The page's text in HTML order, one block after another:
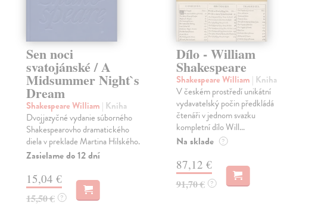
Sen noci
svatojánské / A
Midsummer Night`s
Dream
Shakespeare William | Kniha
Dvojjazyčné vydanie súborného
Shakespearovho dramatického
diela v preklade Martina Hilského.
Zasielame do 12 dní
15,04 €
15,50 € ?
Dílo - William
Shakespeare
Shakespeare William | Kniha
V českém prostředí unikátní
vydavatelský počin předkládá
čtenáři v jednom svazku
kompletní dílo Will...
Na sklade ?
87,12 €
91,70 € ?